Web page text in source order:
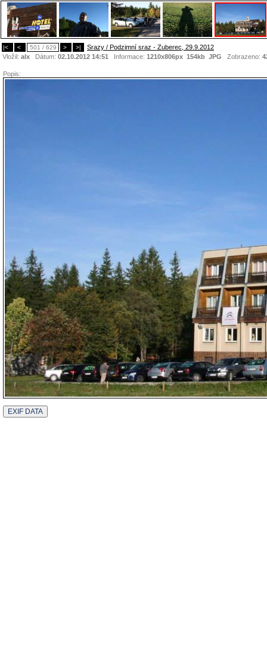
|< < 501 / 629 > >|
Srazy / Podzimní sraz - Zuberec, 29.9.2012
Vložil: alx Dátum: 02.10.2012 14:51 Informace: 1210x806px 154kb JPG Zobrazeno:
Popis: